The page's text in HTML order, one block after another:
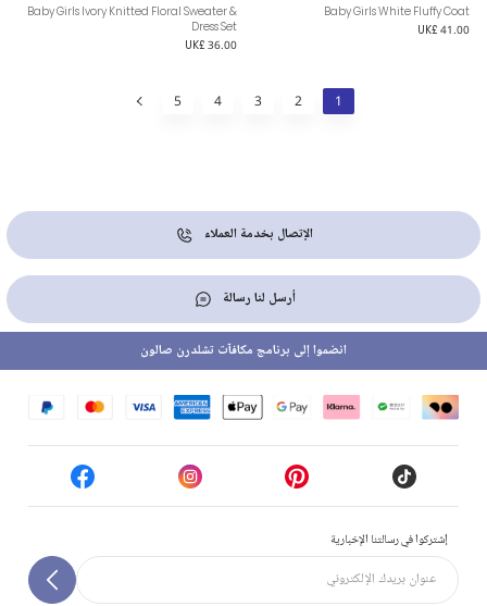
Baby Girls White Fluffy Coat
UK£ 41.00
Baby Girls Ivory Knitted Floral Sweater &
Dress Set
UK£ 36.00
1
2
3
4
5
الإتصال بخدمة العملاء
أرسل لنا رسالة
إشتركوا في رسالتنا الإخبارية
انضموا إلى برنامج مكافآت تشلدرن صالون